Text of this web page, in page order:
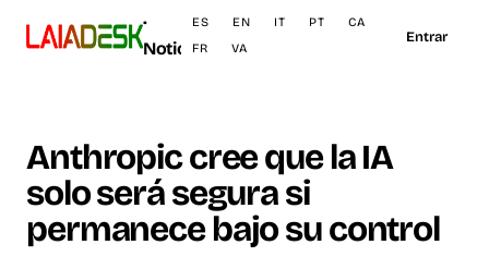
·
Noticias
ES EN IT PT
CA
FR
VA
Entrar
Anthropic cree que la IA
solo será segura si
permanece bajo su control